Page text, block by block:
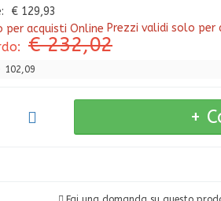
€ 129,93
Prezzi validi solo per
€ 232,02
102,09